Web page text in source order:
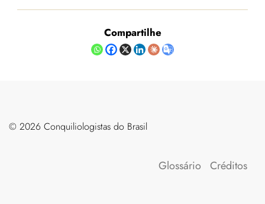
Compartilhe
©️ 2026 Conquiliologistas do Brasil
Glossário Créditos